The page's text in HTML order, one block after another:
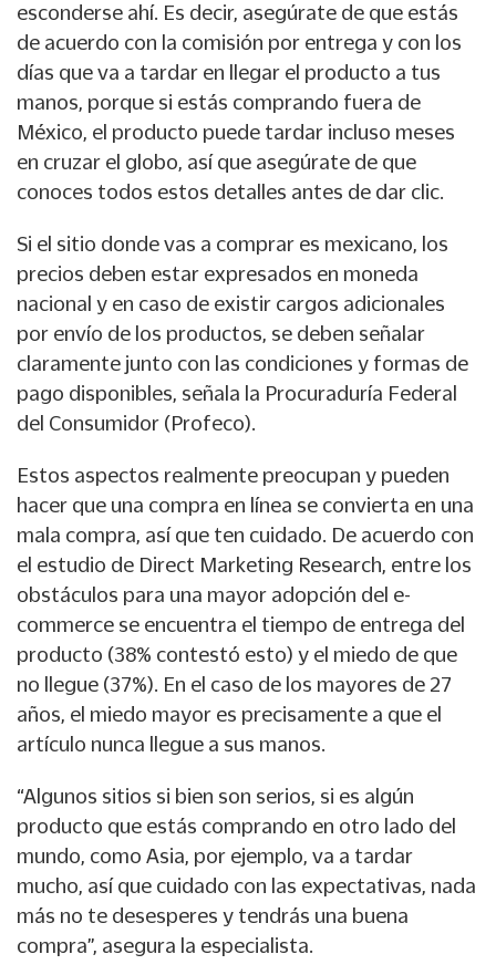
esconderse ahí. Es decir, asegúrate de que estás
de acuerdo con la comisión por entrega y con los
días que va a tardar en llegar el producto a tus
manos, porque si estás comprando fuera de
México, el producto puede tardar incluso meses
en cruzar el globo, así que asegúrate de que
conoces todos estos detalles antes de dar clic.
Si el sitio donde vas a comprar es mexicano, los
precios deben estar expresados en moneda
nacional y en caso de existir cargos adicionales
por envío de los productos, se deben señalar
claramente junto con las condiciones y formas de
pago disponibles, señala la Procuraduría Federal
del Consumidor (Profeco).
Estos aspectos realmente preocupan y pueden
hacer que una compra en línea se convierta en una
mala compra, así que ten cuidado. De acuerdo con
el estudio de Direct Marketing Research, entre los
obstáculos para una mayor adopción del e-
commerce se encuentra el tiempo de entrega del
producto (38% contestó esto) y el miedo de que
no llegue (37%). En el caso de los mayores de 27
años, el miedo mayor es precisamente a que el
artículo nunca llegue a sus manos.
“Algunos sitios si bien son serios, si es algún
producto que estás comprando en otro lado del
mundo, como Asia, por ejemplo, va a tardar
mucho, así que cuidado con las expectativas, nada
más no te desesperes y tendrás una buena
compra”, asegura la especialista.